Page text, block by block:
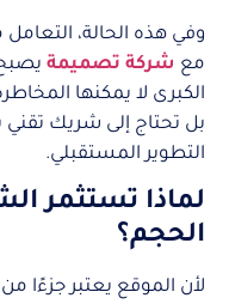
وفي هذه الحالة،
مع شركة تصميمة يصبح
الكبرى لا يمكنها
بل تحتاج إلى شريك تقني
التطوير المستقبلي.
لماذا تستثمر
الحجم؟
لأن الموقع يعتبر جزءًا من